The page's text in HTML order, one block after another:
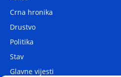
Crna hronika
Drustvo
Politika
Stav
Glavne vijesti